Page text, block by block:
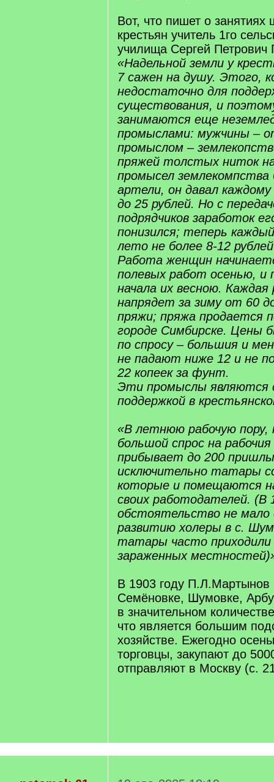
Вот, что пишет о занятиях
крестьян учитель 1го
училища Сергей Петрович
«Надельной земли у
7 сажен на душу. Этого,
недостаточно для
существования, и
занимаются еще
промыслами: мужчины –
промыслом –
пряжей толстых ниток
промысел землекомпства
артели, он давал
до 25 рублей. Но с
подрядчиков заработок
понизился; теперь
лето не более 8-12
Работа женщин
полевых работ осенью, и
начала их весною.
напрядет за зиму от 60
пряжи; пряжа продается
городе Симбирске. Цены
по спросу – большия и
не падают ниже 12 и не
22 копеек за фунт.
Эти промыслы являются
поддержкой в
«В летнюю рабочую пору,
большой спрос на
прибывает до 200
исключительно татары
которые и помещаются
своих работодателей. (В
обстоятельство не мало
развитию холеры в с.
татары часто приходили
зараженных
В 1903 году П.Л.Мартынов
Семёновке, Шумовке,
в значительном
что является большим
хозяйстве. Ежегодно
торговцы, закупают до
отправляют в Москву (с.